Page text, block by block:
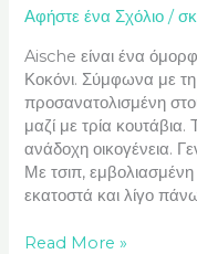
Αφήστε ένα Σχόλιο /
Aische είναι ένα
Κοκόνι. Σύμφωνα με τη
προσανατολισμένη
μαζί με τρία κουτάβια.
ανάδοχη οικογένεια.
Με τσιπ,
εκατοστά και λίγο
Read More »